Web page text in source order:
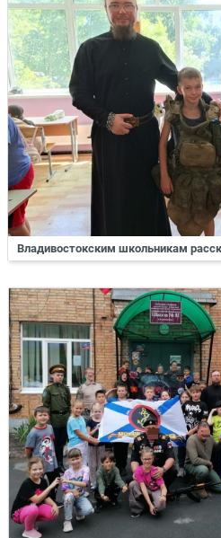
Владивостокским школьникам